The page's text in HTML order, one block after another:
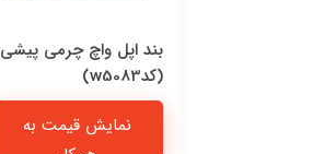
بند اپل واچ چرمی پیشی
(کدw5083)
نمایش قیمت به